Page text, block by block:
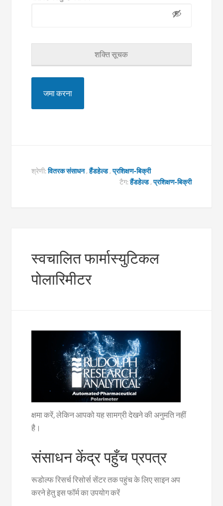
शक्ति सूचक
श्रेणी:वितरक संसाधन,हैंडहेल्ड,प्रशिक्षण-बिक्री
टैग:हैंडहेल्ड,प्रशिक्षण-बिक्री
स्वचालित फार्मास्युटिकल
पोलारिमीटर
क्षमा करें, लेकिन आपको यह सामग्री देखने की अनुमति नहीं
है।
संसाधन केंद्र पहुँच प्रपत्र
रूडोल्फ रिसर्च रिसोर्स सेंटर तक पहुंच के लिए साइन अप
करने हेतु इस फॉर्म का उपयोग करें